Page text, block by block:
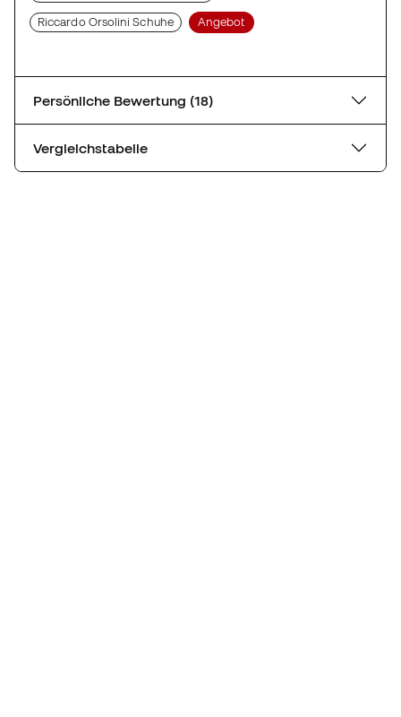
Riccardo Orsolini Schuhe Angebot
Persönliche Bewertung (18)
Vergleichstabelle